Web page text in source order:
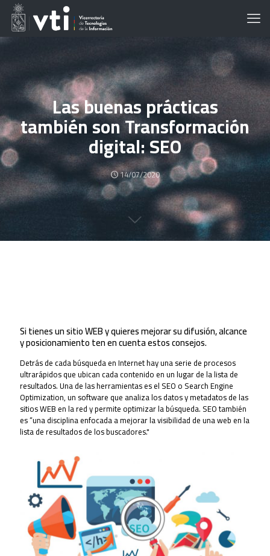
Las buenas prácticas
también son Transformación
digital: SEO
14/07/2020
Si tienes un sitio WEB y quieres mejorar su difusión, alcance
y posicionamiento ten en cuenta estos consejos.
Detrás de cada búsqueda en Internet hay una serie de procesos
ultrarápidos que ubican cada contenido en un lugar de la lista de
resultados. Una de las herramientas es el SEO o Search Engine
Optimization, un software que analiza los datos y metadatos de las
sitios WEB en la red y permite optimizar la búsqueda. SEO también
es “una disciplina enfocada a mejorar la visibilidad de una web en la
lista de resultados de los buscadores."